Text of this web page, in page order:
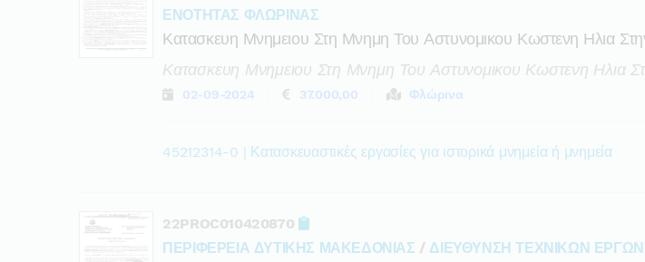
ΕΝΟΤΗΤΑΣ ΦΛΩΡΙΝΑΣ
Κατασκευη Μνημειου Στη Μνημη Του Αστυνομικου Κωστενη Ηλια
Κατασκευη Μνημειου Στη Μνημη Του Αστυνομικου Κωστενη Ηλια
02-09-2024 37.000,00 Φλώρινα
45212314-0 | Κατασκευαστικές εργασίες για ιστορικά μνημεία ή μνημεία
22PROC010420870
ΠΕΡΙΦΕΡΕΙΑ ΔΥΤΙΚΗΣ ΜΑΚΕΔΟΝΙΑΣ / ΔΙΕΥΘΥΝΣΗ ΤΕΧΝΙΚΩΝ